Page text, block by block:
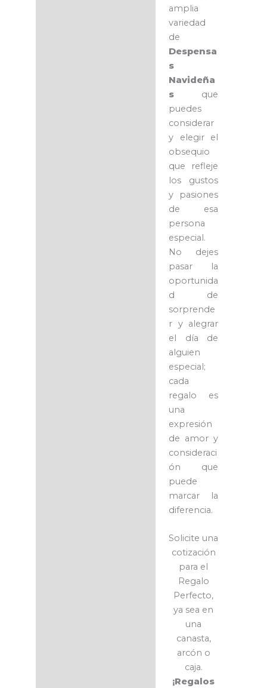
amplia
variedad
de
Despensa
s
Navideña
sque
puedes
considerar
y elegir el
obsequio
que refleje
los gustos
y pasiones
de esa
persona
especial.
No dejes
pasar la
oportunida
d de
sorprende
r y alegrar
el día de
alguien
especial;
cada
regalo es
una
expresión
de amor y
consideraci
ón que
puede
marcar la
diferencia.
Solicite una
cotización
para el
Regalo
Perfecto,
ya sea en
una
canasta,
arcón o
caja.
¡Regalos